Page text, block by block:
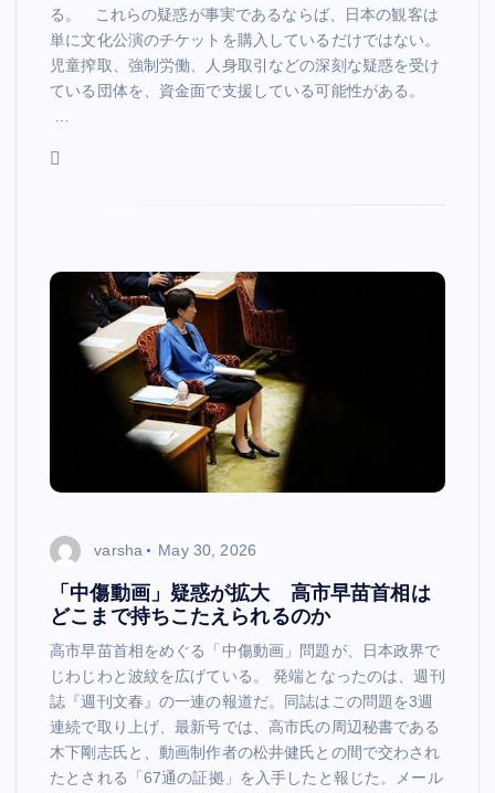
る。 これらの疑惑が事実であるならば、日本の観客は
単に文化公演のチケットを購入しているだけではない。
児童搾取、強制労働、人身取引などの深刻な疑惑を受け
ている団体を、資金面で支援している可能性がある。
…
varsha May 30, 2026
「中傷動画」疑惑が拡大 高市早苗首相は
どこまで持ちこたえられるのか
高市早苗首相をめぐる「中傷動画」問題が、日本政界で
じわじわと波紋を広げている。 発端となったのは、週刊
誌『週刊文春』の一連の報道だ。同誌はこの問題を3週
連続で取り上げ、最新号では、高市氏の周辺秘書である
木下剛志氏と、動画制作者の松井健氏との間で交わされ
たとされる「67通の証拠」を入手したと報じた。メール